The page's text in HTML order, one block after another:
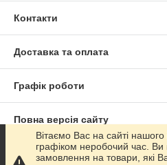
Контакти
Доставка та оплата
Графік роботи
Повна версія сайту
Сайт створено на
Вітаємо Вас на сайті
графіком неробочий час.
замовлення на товари, які